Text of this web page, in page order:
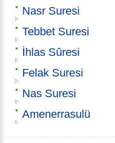
Nasr Suresi
Tebbet Suresi
İhlas Sûresi
Felak Suresi
Nas Suresi
Amenerrasulü